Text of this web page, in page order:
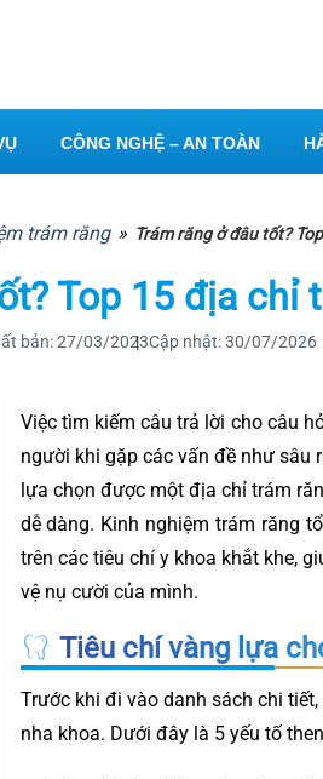
CÔNG NGHỆ – AN TOÀN
trám răng » Trám răng ở đâu tốt?
Top 15 địa chỉ
bản: 27/03/2023Cập nhật: 30/07/2026
Việc tìm kiếm câu trả lời cho câu
người khi gặp các vấn đề như sâu
lựa chọn được một địa chỉ trám
dễ dàng. Kinh nghiệm trám răng
trên các tiêu chí y khoa khắt khe,
vệ nụ cười của mình.
Tiêu chí vàng lựa
Trước khi đi vào danh sách chi
nha khoa. Dưới đây là 5 yếu tố